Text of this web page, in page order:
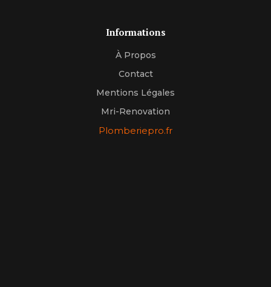
Informations
À Propos
Contact
Mentions Légales
Mri-Renovation
Plomberiepro.fr